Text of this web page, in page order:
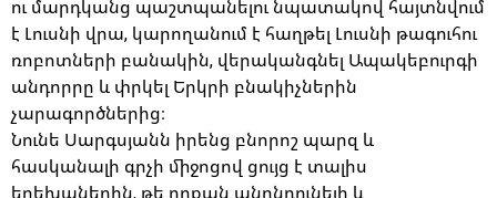
ու մարդկանց պաշտպանելու նպատակով հայտնվում
է Լուսնի վրա, կարողանում է հաղթել Լուսնի թագուհու
ռոբոտների բանակին, վերականգնել Ապակեբուրգի
անդորրը և փրկել Երկրի բնակիչներին
չարագործներից։
Նունե Սարգսյանն իրենց բնորոշ պարզ և
հասկանալի գրչի միջոցով ցույց է տալիս
երեխաներին, թե որքան անընդունելի և